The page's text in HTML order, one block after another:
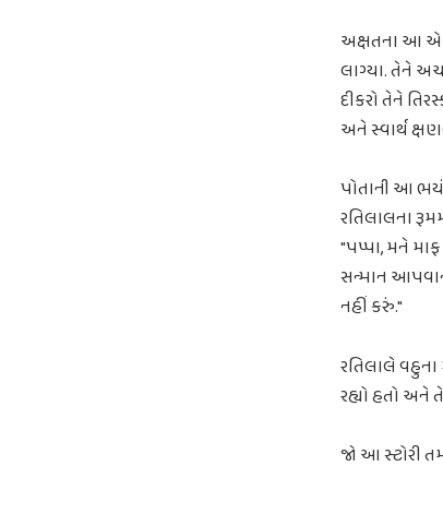
અક્ષતના આ એક
લાગ્યા. તેને
દીકરો તેને
અને સ્વાર્થ
પોતાની આ
રતિલાલના
"પપ્પા, મને
સન્માન
નહીં કરું."
રતિલાલે
રહ્યો હતો અને
જો આ સ્ટોરી